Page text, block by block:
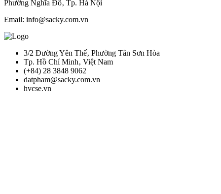
Phường Nghĩa Đô‚ Tp. Hà Nội
Email: info@sacky.com.vn
3/2 Đường Yên Thế‚ Phường Tân Sơn Hòa
Tp. Hồ Chí Minh‚ Việt Nam
(+84) 28 3848 9062
datpham@sacky.com.vn
hvcse.vn